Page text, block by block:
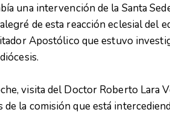
una intervención de la Santa
de esta reacción eclesial del
Apostólico que estuvo
visita del Doctor Roberto Lara
de la comisión que está